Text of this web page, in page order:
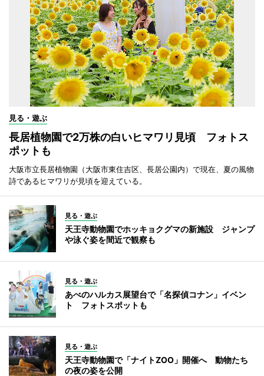
見る・遊ぶ
長居植物園で2万株の白いヒマワリ見頃 フォトス
ポットも
大阪市立長居植物園（大阪市東住吉区、長居公園内）で現在、夏の風物
詩であるヒマワリが見頃を迎えている。
見る・遊ぶ
天王寺動物園でホッキョクグマの新施設 ジャンプ
や泳ぐ姿を間近で観察も
見る・遊ぶ
あべのハルカス展望台で「名探偵コナン」イベン
ト フォトスポットも
見る・遊ぶ
天王寺動物園で「ナイトZOO」開催へ 動物たち
の夜の姿を公開